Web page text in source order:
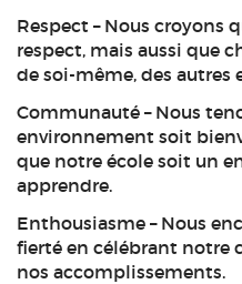
Respect – Nous croyons
respect, mais aussi que
de soi-même, des
Communauté – Nous
environnement soit
que notre école soit un
apprendre.
Enthousiasme – Nous
fierté en célébrant notre
nos accomplissements.